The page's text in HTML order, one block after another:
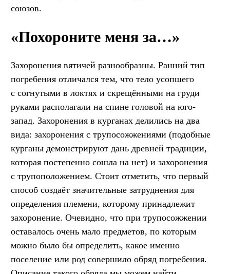
союзов.
«Похороните меня за…»
Захоронения вятичей разнообразны. Ранний тип
погребения отличался тем, что тело усопшего
с согнутыми в локтях и скрещёнными на груди
руками располагали на спине головой на юго-
запад. Захоронения в курганах делились на два
вида: захоронения с трупосожжениями (подобные
курганы демонстрируют дань древней традиции,
которая постепенно сошла на нет) и захоронения
с трупоположением. Стоит отметить, что первый
способ создаёт значительные затруднения для
определения племени, которому принадлежит
захоронение. Очевидно, что при трупосожжении
оставалось очень мало предметов, по которым
можно было бы определить, какое именно
поселение или род совершило обряд погребения.